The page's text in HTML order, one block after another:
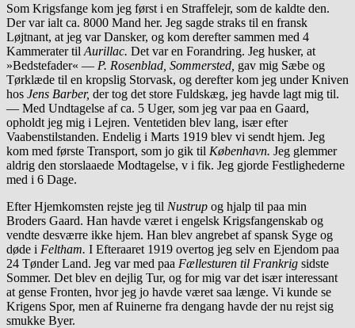
Som Krigsfange kom jeg først i en Straffelejr, som de kaldte den.
Der var ialt ca. 8000 Mand her. Jeg sagde straks til en fransk
Løjtnant, at jeg var Dansker, og kom derefter sammen med 4
Kammerater til Aurillac. Det var en Forandring. Jeg husker, at
»Bedstefader« — P. Rosenblad, Sommersted, gav mig Sæbe og
Tørklæde til en kropslig Storvask, og derefter kom jeg under Kniven
hos Jens Barber, der tog det store Fuldskæg, jeg havde lagt mig til.
— Med Undtagelse af ca. 5 Uger, som jeg var paa en Gaard,
opholdt jeg mig i Lejren. Ventetiden blev lang, især efter
Vaabenstilstanden. Endelig i Marts 1919 blev vi sendt hjem. Jeg
kom med første Transport, som jo gik til København. Jeg glemmer
aldrig den storslaaede Modtagelse, v i fik. Jeg gjorde Festlighederne
med i 6 Dage.
Efter Hjemkomsten rejste jeg til Nustrup og hjalp til paa min
Broders Gaard. Han havde været i engelsk Krigsfangenskab og
vendte desværre ikke hjem. Han blev angrebet af spansk Syge og
døde i Feltham. I Efteraaret 1919 overtog jeg selv en Ejendom paa
24 Tønder Land. Jeg var med paa Fællesturen til Frankrig sidste
Sommer. Det blev en dejlig Tur, og for mig var det især interessant
at gense Fronten, hvor jeg jo havde været saa længe. Vi kunde se
Krigens Spor, men af Ruinerne fra dengang havde der nu rejst sig
smukke Byer.